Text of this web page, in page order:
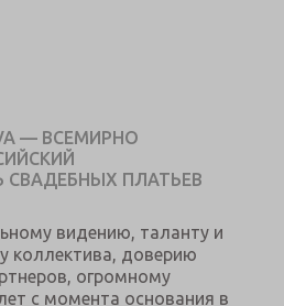
— ВСЕМИРНО
ПЛАТЬЕВ
видению, таланту и
коллектива, доверию
огромному
с момента основания в